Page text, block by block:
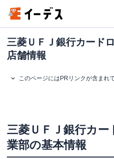
三菱ＵＦＪ銀行カード
店舗情報
このページにはPRリンクが含まれ
三菱ＵＦＪ銀行カー
業部の基本情報